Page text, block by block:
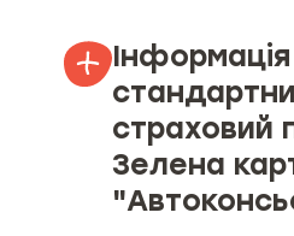
страховий
Зелена